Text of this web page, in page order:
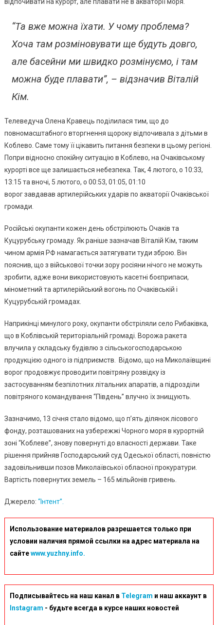
“Та вже можна їхати. У чому проблема?
Хоча там розміновувати ще будуть довго,
але басейни ми швидко розмінуємо, і там
можна буде плавати”, – відзначив Віталій
Кім.
Телеведуча Олена Кравець поділилася тим, що до
повномасштабного вторгнення щороку відпочивала з дітьми в
Коблево. Саме тому її цікавить питання безпеки в цьому регіоні.
Попри відносно спокійну ситуацію в Коблево, на Очаківському
курорті все ще залишається небезпека. Так, 4 лютого, о 10:33,
13:15 та вночі, 5 лютого, о 00:53, 01:05, 01:10
ворог завдавав артилерійських ударів по акваторії Очаківської
громади.
Російські окупанти кожен день обстрілюють Очаків та
Куцурубську громаду. Як раніше зазначав Віталій Кім, таким
чином армія РФ намагається затягувати туди зброю. Він
пояснив, що з військової точки зору росіяни нічого не можуть
зробити, адже вони використовують касетні боєприпаси,
мінометний та артилерійський вогонь по Очаківській і
Куцурубській громадах.
Наприкінці минулого року, окупанти обстріляли село Рибаківка,
що в Коблівській територіальній громаді. Ворожа ракета
влучила у складську будівлю з сільськогосподарською
продукцією одного із підприємств. Відомо, що на Миколаївщині
ворог продовжує проводити повітряну розвідку із
застосуванням безпілотних літальних апаратів, а підрозділи
повітряного командування “Південь” влучно їх знищують.
Зазначимо, 13 січня стало відомо, що п’ять ділянок лісового
фонду, розташованих на узбережжі Чорного моря в курортній
зоні “Коблеве”, знову повернуті до власності держави. Таке
рішення прийняв Господарський суд Одеської області, повністю
задовільнивши позов Миколаївської обласної прокуратури.
Вартість повернутих земель – 165 мільйонів гривень.
Джерело: “Інтент”.
Использование материалов разрешается только при
условии наличия прямой ссылки на адрес материала на
сайтеwww.yuzhny.info.
Подписывайтесь на наш канал в Telegram и наш аккаунт в
Instagram - будьте всегда в курсе наших новостей